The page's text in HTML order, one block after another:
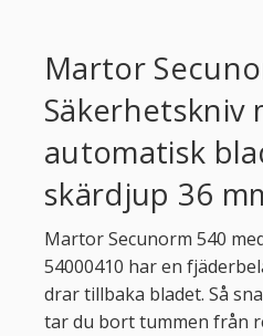
Martor
Säkerhetskniv
automatisk
skärdjup 36
Martor Secunorm 540
54000410 har en
drar tillbaka bladet. Så
tar du bort tummen från